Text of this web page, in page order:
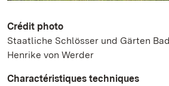
Crédit photo
Staatliche Schlösser und Gärten
Henrike von Werder
Charactéristiques techniques